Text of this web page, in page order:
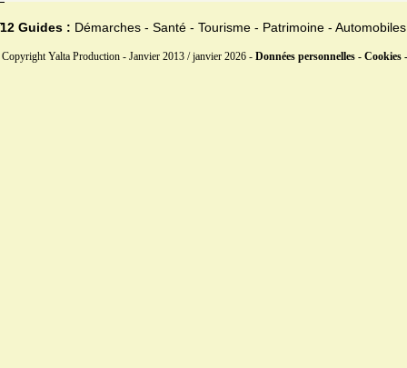
12 Guides : Démarches - Santé - Tourisme - Patrimoine - Automobiles
Copyright Yalta Production - Janvier 2013 / janvier 2026 - Données personnelles - Cookies